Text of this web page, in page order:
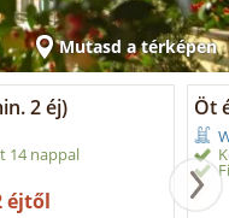
Mutasd a térképen
2 éj)
14 nappal
éjtől
Öt